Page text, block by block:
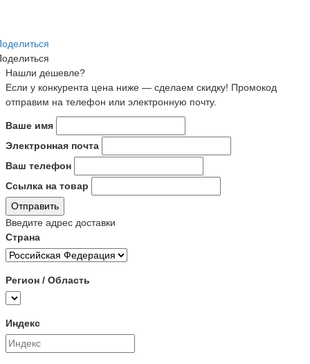
Нашли дешевле?
Если у конкурента цена ниже — сделаем скидку! Промокод
отправим на телефон или электронную почту.
Ваше имя
Электронная почта
Ваш телефон
Ссылка на товар
Отправить
Введите адрес доставки
Страна
Регион / Область
Индекс